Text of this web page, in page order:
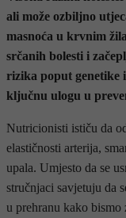
ali može ozbiljno
masnoća u krvnim
srčanih bolesti i
rizika poput genetike
ključnu ulogu u
Nutricionisti ističu da
elastičnosti arterija,
upala. Umjesto da se
stručnjaci savjetuju da
u prehranu kako bismo